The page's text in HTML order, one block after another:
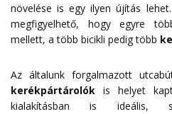
növelése is egy ilyen újítás
megfigyelhető, hogy egyre
mellett, a több bicikli pedig több
Az általunk forgalmazott
kerékpártárolók is helyet
kialakításban is ideális,